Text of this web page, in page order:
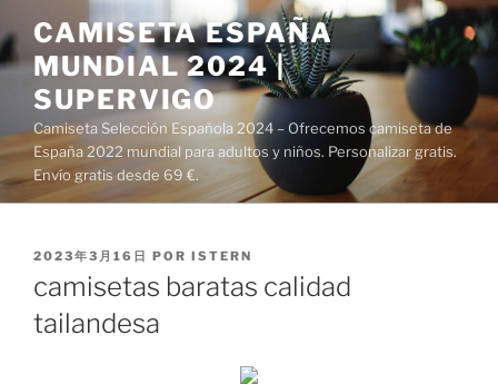
al
contenido
CAMISETA ESPAÑA
MUNDIAL 2024 |
SUPERVIGO
Camiseta Selección Española 2024 – Ofrecemos camiseta de
España 2022 mundial para adultos y niños. Personalizar gratis.
Envío gratis desde 69 €.
PUBLICADO
2023年3月16日 POR ISTERN
camisetas baratas calidad
tailandesa